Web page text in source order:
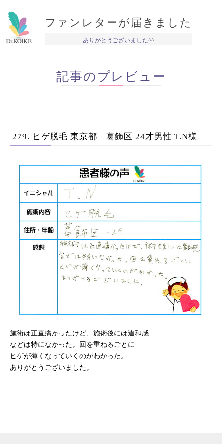
ファンレターが届きました
ありがとうございました^^
記事のプレビュー
279. ヒゲ脱毛 東京都 葛飾区 24才男性 T.N様
施術は正直痛かったけど、施術後には違和感
などは特になかった。回を重ねるごとに
ヒゲが薄くなっていくのがわかった。
ありがとうございました。